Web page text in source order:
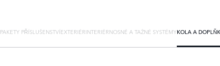
PAKETY PŘÍSLUŠENSTVÍEXTERIÉRINTERIÉRNOSNÉ A TAŽNÉ SYSTÉMYKOLA A